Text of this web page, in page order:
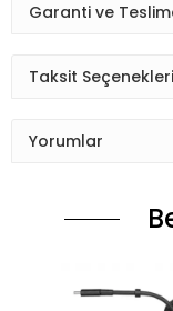
Garanti ve
Taksit Seçenekleri
Yorumlar